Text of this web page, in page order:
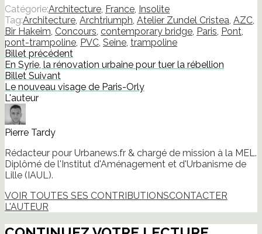
Facebook(ouvre
dans
une
nouvelle
fenêtre)
Twitter(ouvre
dans
une
nouvelle
fenêtre)
LinkedIn(ouvre
dans
une
nouvelle
fenêtre)
Pinterest(ouvre
dans
une
nouvelle
fenêtre)
lien
par
e-
mail
à
un
ami(ouvre
dans
une
fenêtre)
Catégorie:Architecture, France, Insolite
Tag:Architecture, Archtriumph, Atelier Zundel Cristea, AZC,
Bir Hakeim, Concours, contemporary bridge, Paris, Pont,
pont-trampoline, PVC, Seine, trampoline
Billet précédent
En Syrie, la rénovation urbaine pour tuer la rébellion
Billet Suivant
Le nouveau visage de Paris-Orly
L'auteur
Pierre Tardy
Rédacteur pour Urbanews.fr & chargé de mission à la MEL.
Diplômé de l'Institut d'Aménagement et d'Urbanisme de
Lille (IAUL).
VOIR TOUTES SES CONTRIBUTIONSCONTACTER
L'AUTEUR